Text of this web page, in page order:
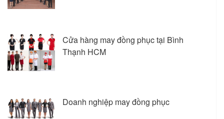
Cửa hàng may đồng phục tại Bình
Thạnh HCM
Doanh nghiệp may đồng phục